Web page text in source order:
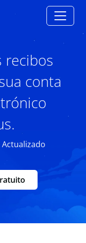
recibos
conta